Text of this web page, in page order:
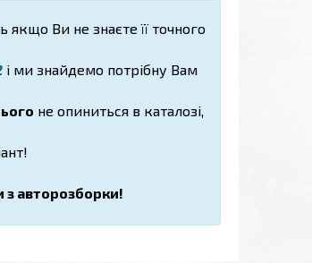
якщо Ви не знаєте її точного
і ми знайдемо потрібну Вам
не опиниться в каталозі,
з авторозборки!